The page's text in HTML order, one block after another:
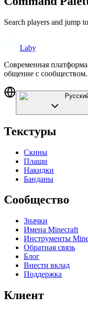
Search players and jump
Laby
Современная
общение с сообществом.
Текстуры
Скины
Плащи
Накидки
Банданы
Сообщество
Значки
Имена Minecraft
Инструменты
Обратная связь
Блог
Внести вклад
Поддержка
Клиент